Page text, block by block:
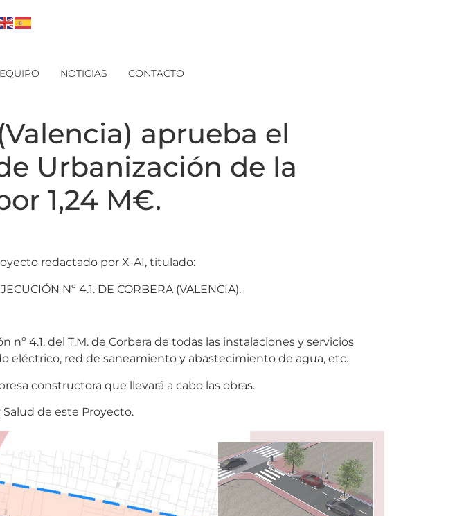
EQUIPO NOTICIAS CONTACTO
aprueba el
Urbanización de la
1,24 M€.
redactado por X-AI, titulado:
Nº 4.1. DE CORBERA (VALENCIA).
4.1. del T.M. de Corbera de todas las instalaciones y servicios
eléctrico, red de saneamiento y abastecimiento de agua, etc.
constructora que llevará a cabo las obras.
de este Proyecto.